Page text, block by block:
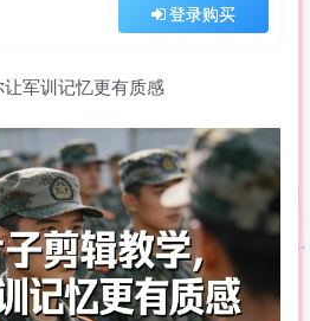
登录购买
军训记忆更有质感